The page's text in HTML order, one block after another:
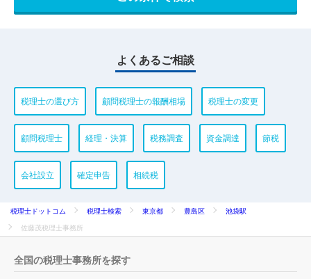
よくあるご相談
税理士の選び方 顧問税理士の報酬相場 税理士の変更
顧問税理士 経理・決算 税務調査 資金調達 節税
会社設立 確定申告 相続税
税理士ドットコム 税理士検索 東京都 豊島区
池袋駅
佐藤茂税理士事務所
全国の税理士事務所を探す